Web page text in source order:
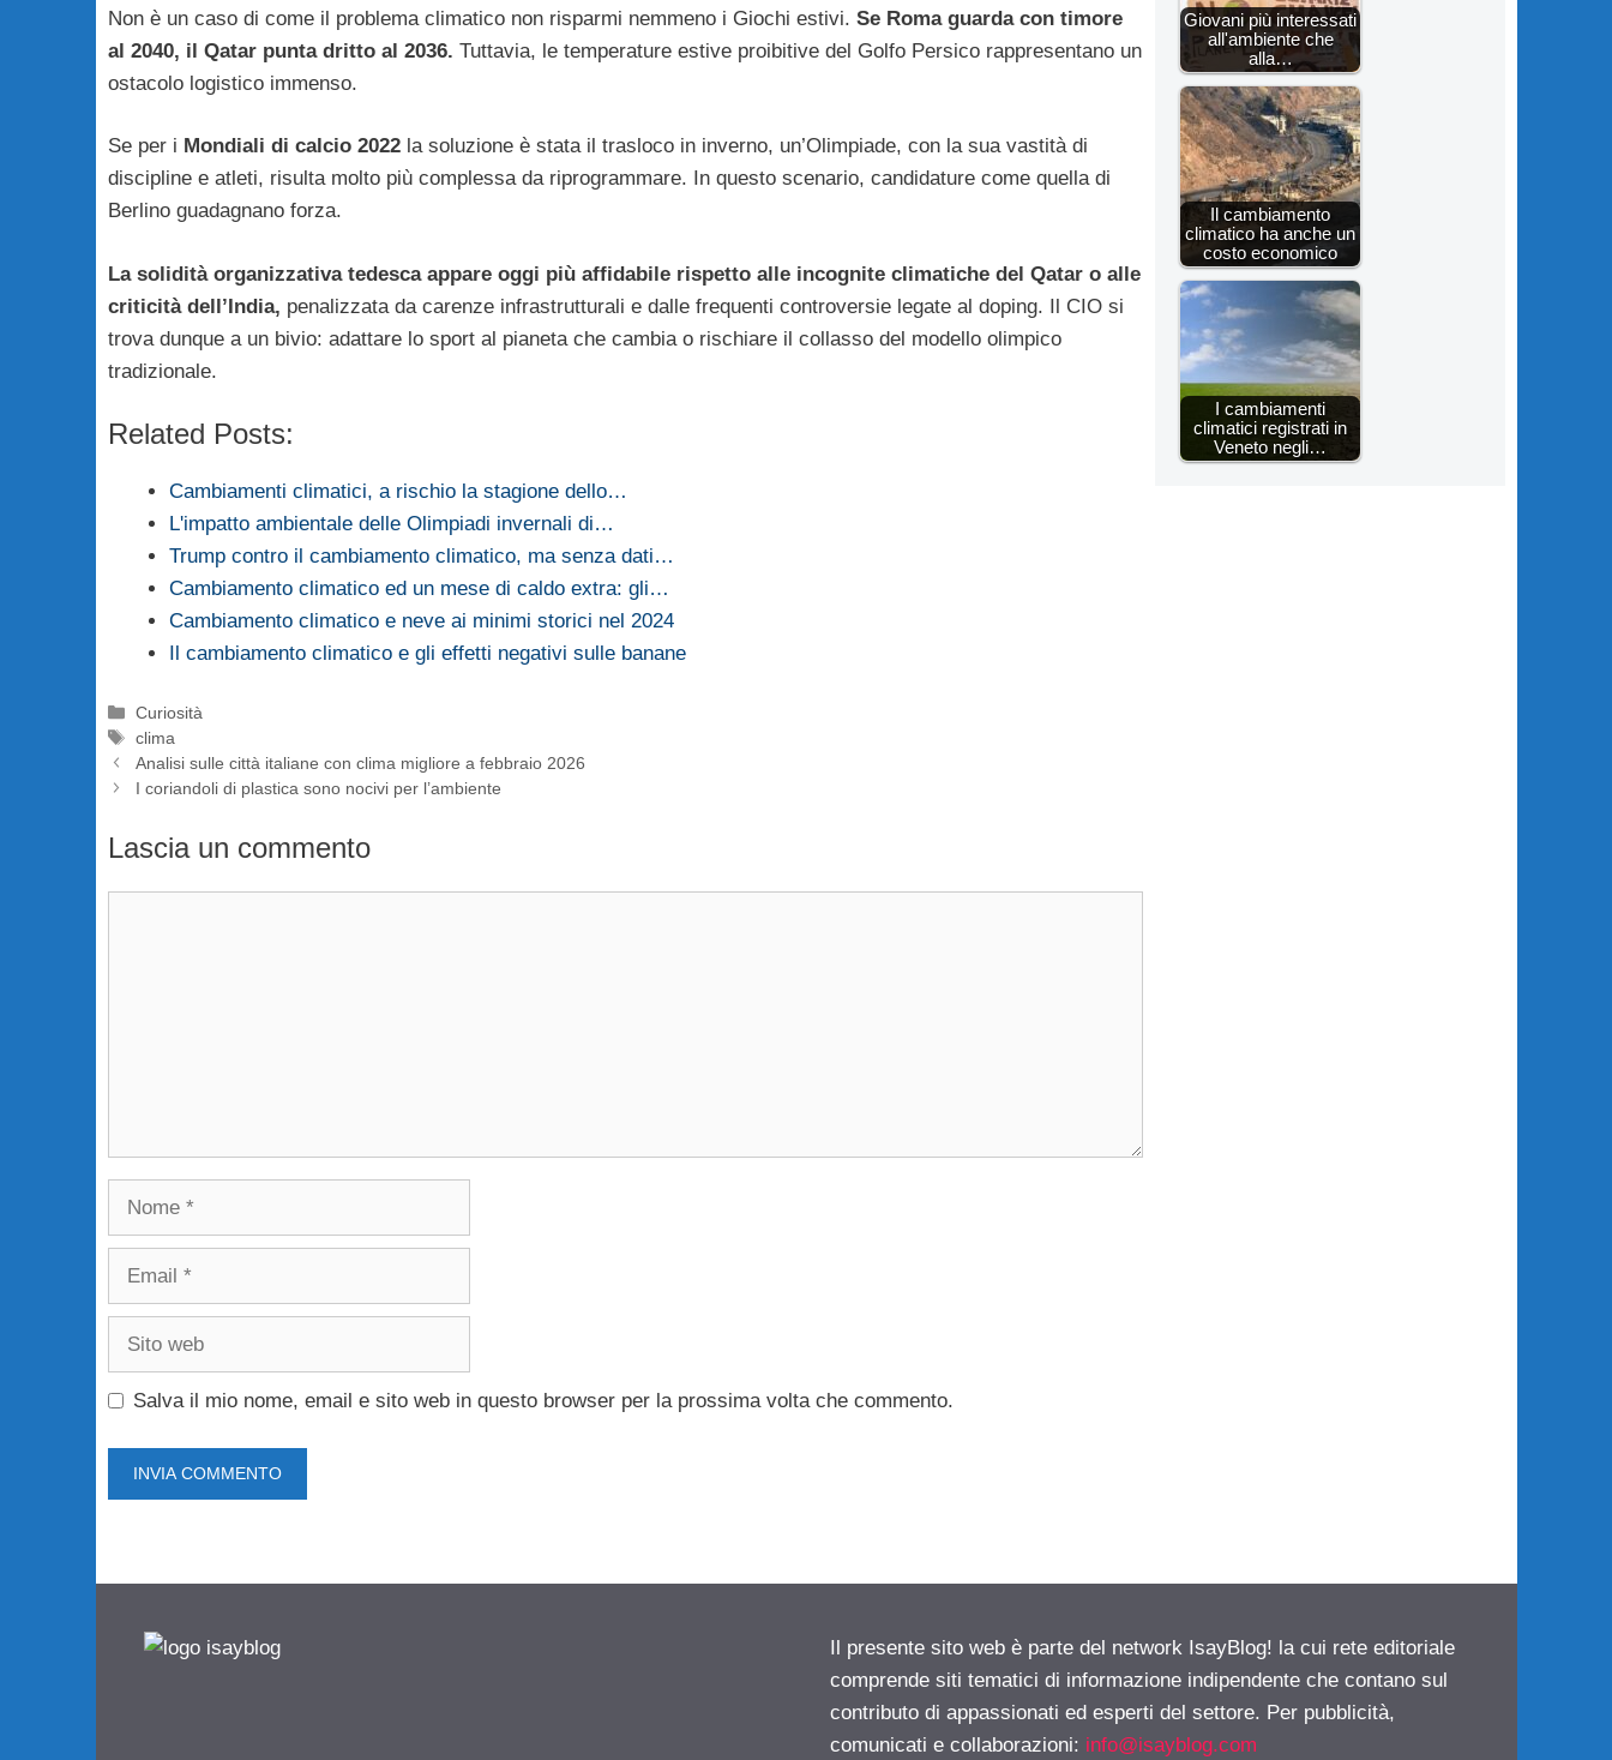
Non è un caso di come il problema climatico non risparmi nemmeno i Giochi estivi. Se Roma guarda con timore
al 2040, il Qatar punta dritto al 2036. Tuttavia, le temperature estive proibitive del Golfo Persico rappresentano un
ostacolo logistico immenso.
Se per i Mondiali di calcio 2022la soluzione è stata il trasloco in inverno, un’Olimpiade, con la sua vastità di
discipline e atleti, risulta molto più complessa da riprogrammare. In questo scenario, candidature come quella di
Berlino guadagnano forza.
La solidità organizzativa tedesca appare oggi più affidabile rispetto alle incognite climatiche del Qatar o alle
criticità dell’India, penalizzata da carenze infrastrutturali e dalle frequenti controversie legate al doping. Il CIO si
trova dunque a un bivio: adattare lo sport al pianeta che cambia o rischiare il collasso del modello olimpico
tradizionale.
Related Posts:
Cambiamenti climatici, a rischio la stagione dello…
L'impatto ambientale delle Olimpiadi invernali di…
Trump contro il cambiamento climatico, ma senza dati…
Cambiamento climatico ed un mese di caldo extra: gli…
Cambiamento climatico e neve ai minimi storici nel 2024
Il cambiamento climatico e gli effetti negativi sulle banane
Categorie
Curiosità
Tag
clima
Analisi sulle città italiane con clima migliore a febbraio 2026
I coriandoli di plastica sono nocivi per l’ambiente
Lascia un commento
Nome
Email
Sito
Salva il mio nome, email e sito web in questo browser per la prossima volta che commento.
Giovani più interessati
all'ambiente che
alla…
Il cambiamento
climatico ha anche un
costo economico
I cambiamenti
climatici registrati in
Veneto negli…
Il presente sito web è parte del network IsayBlog! la cui rete editoriale
comprende siti tematici di informazione indipendente che contano sul
contributo di appassionati ed esperti del settore. Per pubblicità,
comunicati e collaborazioni: info@isayblog.com